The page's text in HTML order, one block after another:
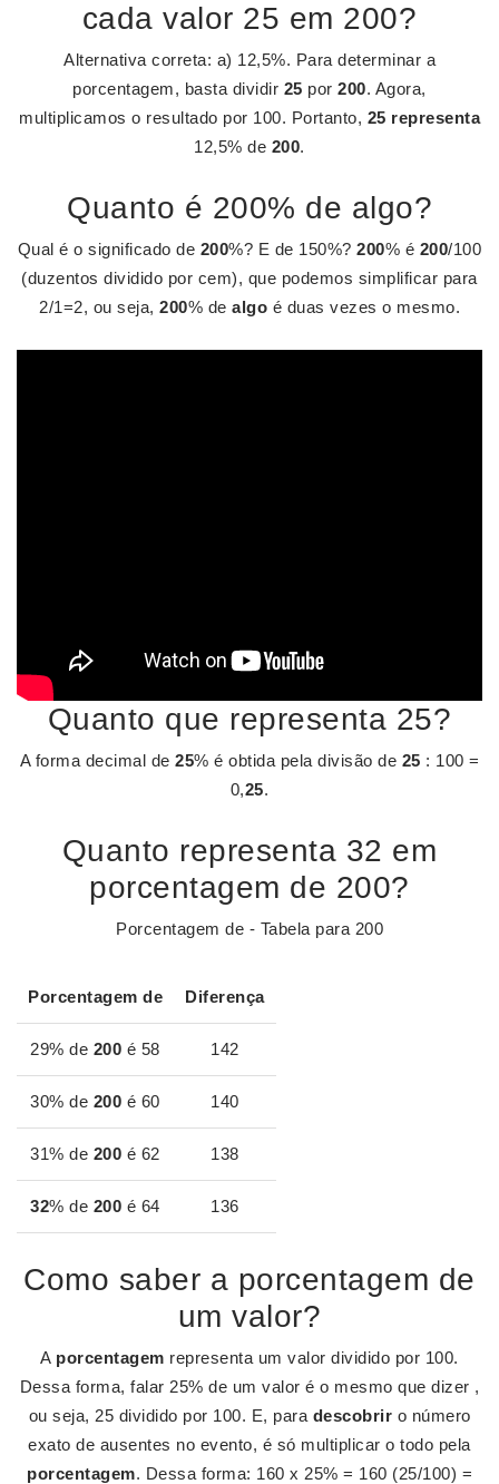
cada valor 25 em 200?
Alternativa correta: a) 12,5%. Para determinar a
porcentagem, basta dividir 25 por200. Agora,
multiplicamos o resultado por 100. Portanto, 25 representa
12,5% de 200.
Quanto é 200% de algo?
Qual é o significado de 200%? E de 150%?200% é 200/100
(duzentos dividido por cem), que podemos simplificar para
2/1=2, ou seja, 200% de algo é duas vezes o mesmo.
Quanto que representa 25?
A forma decimal de 25% é obtida pela divisão de 25 : 100 =
0,25.
Quanto representa 32 em
porcentagem de 200?
Porcentagem de - Tabela para 200
Porcentagem de Diferença
29% de 200 é 58 142
30% de 200 é 60 140
31% de 200 é 62 138
32% de 200 é 64 136
Como saber a porcentagem de
um valor?
A porcentagem representa um valor dividido por 100.
Dessa forma, falar 25% de um valor é o mesmo que dizer ,
ou seja, 25 dividido por 100. E, para descobrir o número
exato de ausentes no evento, é só multiplicar o todo pela
porcentagem. Dessa forma: 160 x 25% = 160 (25/100) =